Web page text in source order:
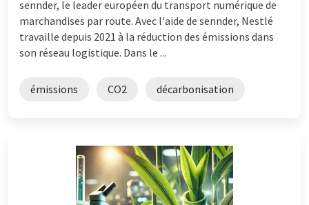
sennder, le leader européen du transport numérique de
marchandises par route. Avec l'aide de sennder, Nestlé
travaille depuis 2021 à la réduction des émissions dans
son réseau logistique. Dans le ...
émissions CO2 décarbonisation